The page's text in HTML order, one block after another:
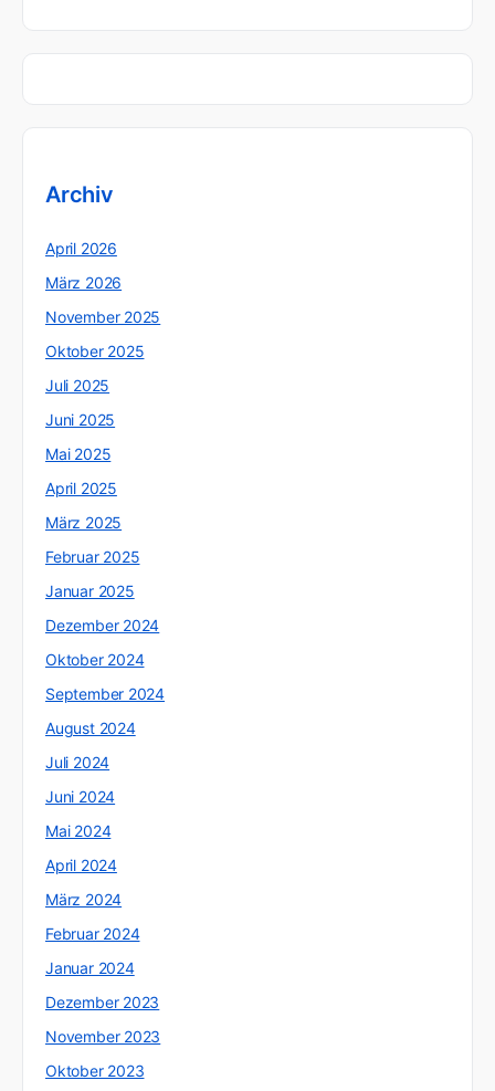
Archiv
April 2026
März 2026
November 2025
Oktober 2025
Juli 2025
Juni 2025
Mai 2025
April 2025
März 2025
Februar 2025
Januar 2025
Dezember 2024
Oktober 2024
September 2024
August 2024
Juli 2024
Juni 2024
Mai 2024
April 2024
März 2024
Februar 2024
Januar 2024
Dezember 2023
November 2023
Oktober 2023